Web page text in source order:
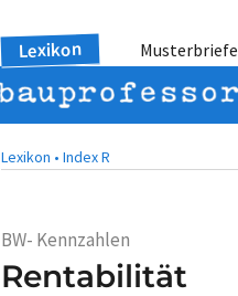
Lexikon Musterbriefe
Lexikon • Index R
BW- Kennzahlen
Rentabilität